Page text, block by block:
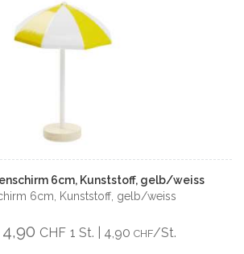
6cm, Kunststoff, gelb/weiss
6cm, Kunststoff, gelb/weiss
4,90 CHF 1 St. | 4,90 CHF/St.